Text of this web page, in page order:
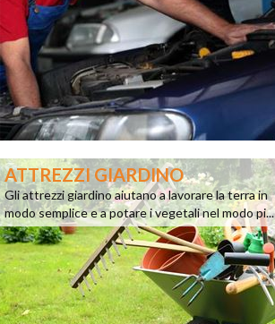
ATTREZZI GIARDINO
Gli attrezzi giardino aiutano a lavorare la terra in
modo semplice e a potare i vegetali nel modo pi...